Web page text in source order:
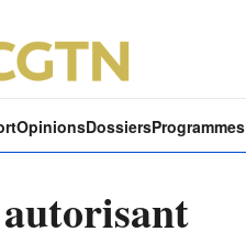
OpinionsDossiersProgrammes